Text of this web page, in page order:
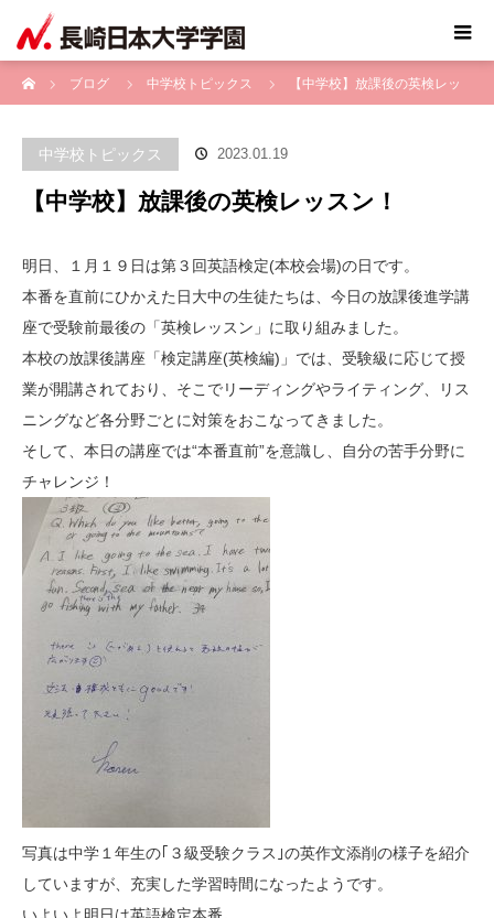
ブログ
中学校トピックス 【中学校】放課後の英検レッ
中学校トピックス 2023.01.19
【中学校】放課後の英検レッスン！
明日、１月１９日は第３回英語検定(本校会場)の日です。
本番を直前にひかえた日大中の生徒たちは、今日の放課後進学講
座で受験前最後の「英検レッスン」に取り組みました。
本校の放課後講座「検定講座(英検編)」では、受験級に応じて授
業が開講されており、そこでリーディングやライティング、リス
ニングなど各分野ごとに対策をおこなってきました。
そして、本日の講座では“本番直前”を意識し、自分の苦手分野に
チャレンジ！
写真は中学１年生の｢３級受験クラス｣の英作文添削の様子を紹介
していますが、充実した学習時間になったようです。